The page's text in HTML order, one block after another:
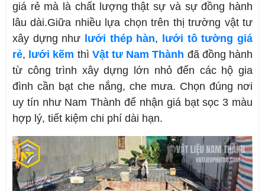
giá rẻ mà là chất lượng thật sự và sự đồng hành
lâu dài.Giữa nhiều lựa chọn trên thị trường vật tư
xây dựng như
lưới thép hàn,
lưới tô tường giá
rẻ, lưới kẽm thì Vật tư Nam Thành đã đồng hành
từ công trình xây dựng lớn nhỏ đến các hộ gia
đình cần bạt che nắng, che mưa. Chọn đúng nơi
uy tín như Nam Thành để nhận giá bạt sọc 3 màu
hợp lý, tiết kiệm chi phí dài hạn.